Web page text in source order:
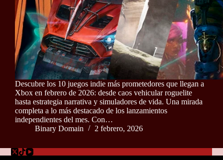
Descubre los 10 juegos indie más prometedores que llegan a
Xbox en febrero de 2026: desde caos vehicular roguelite
hasta estrategia narrativa y simuladores de vida. Una mirada
completa a lo más destacado de los lanzamientos
independientes del mes. Con…
Binary Domain
2 febrero, 2026